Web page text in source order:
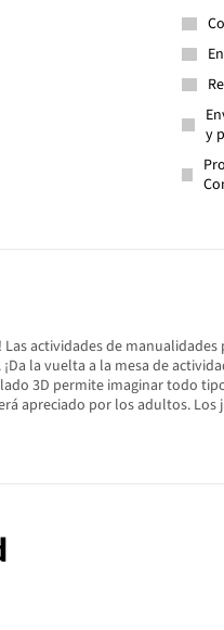
y
actividades de
la vuelta a la mesa de
3D permite imaginar todo
apreciado por los adultos.